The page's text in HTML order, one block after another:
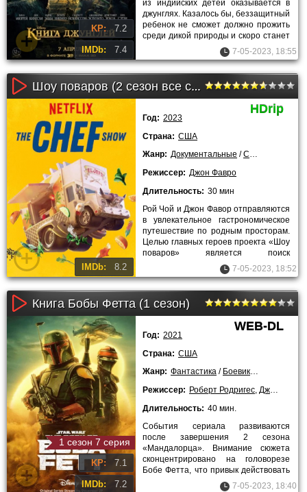
KP: 7.2
IMDb: 7.4
из индийских детей оказывается в
джунглях. Казалось бы, беззащитный
ребенок не сможет должно прожить
среди дикой природы и скоро станет
кормом для животных, 7-05-2023, 18:55
Шоу поваров (2 сезон все серии)
IMDb: 8.2
HDrip
Год: 2023
Страна: США
Жанр: Документальные /Сериалы
Режиссер: Джон Фавро
Длительность: 30 мин
Рой Чой и Джон Фавор отправляются
в увлекательное гастрономическое
путешествие по родным просторам.
Целью главных героев проекта «Шоу
поваров» является поиск
удивительных и вкуснейших блюд
7-05-2023, 18:52
Книга Бобы Фетта (1 сезон)
1 сезон 7 серия
KP: 7.1
IMDb: 7.2
WEB-DL
Год: 2021
Страна: США
Жанр: Фантастика / Боевики /
Режиссер: Роберт Родригес, Джон Фавро
Длительность: 40 мин.
События сериала развиваются
после завершения 2 сезона
«Мандалорца». Внимание сюжета
сконцентрировано на головорезе
Бобе Фетта, что привык действовать
исключительно в одиночку, но сейчас
7-05-2023, 18:40